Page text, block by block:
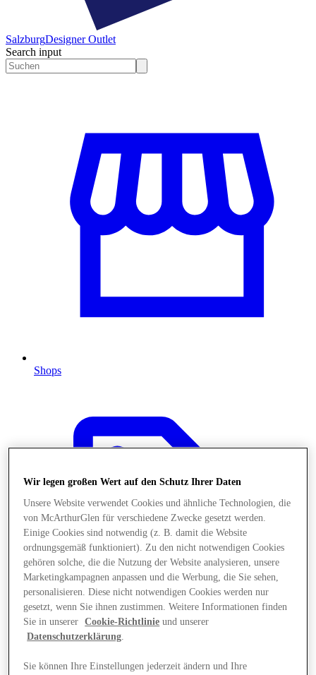
SalzburgDesigner Outlet
Search input
Shops
Angebote
Wir legen großen Wert auf den Schutz Ihrer Daten
Unsere Website verwendet Cookies und ähnliche Technologien, die
von McArthurGlen für verschiedene Zwecke gesetzt werden.
Einige Cookies sind notwendig (z. B. damit die Website
ordnungsgemäß funktioniert). Zu den nicht notwendigen Cookies
gehören solche, die die Nutzung der Website analysieren, unsere
Marketingkampagnen anpassen und die Werbung, die Sie sehen,
personalisieren. Diese nicht notwendigen Cookies werden nur
gesetzt, wenn Sie ihnen zustimmen. Weitere Informationen finden
Sie in unserer
Cookie-Richtlinie und unserer
Datenschutzerklärung
Sie können Ihre Einstellungen jederzeit ändern und Ihre